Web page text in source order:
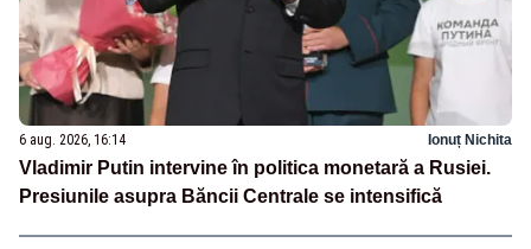
6 aug. 2026, 16:14 Ionuț Nichita
Vladimir Putin intervine în politica monetară a Rusiei.
Presiunile asupra Băncii Centrale se intensifică